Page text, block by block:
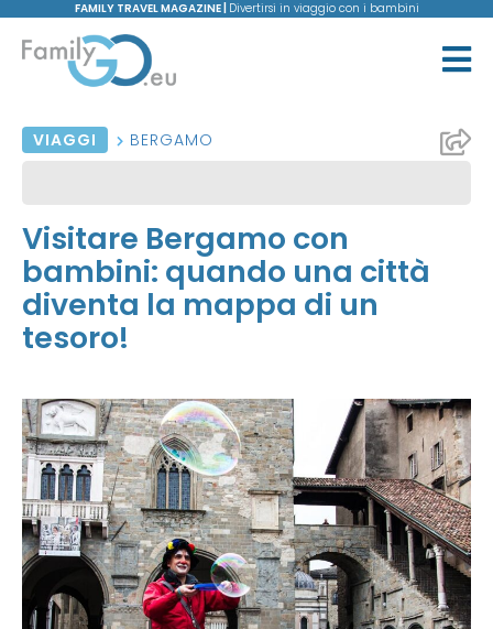
FAMILY TRAVEL MAGAZINE | Divertirsi in viaggio con i bambini
VIAGGI BERGAMO
Visitare Bergamo con
bambini: quando una città
diventa la mappa di un
tesoro!